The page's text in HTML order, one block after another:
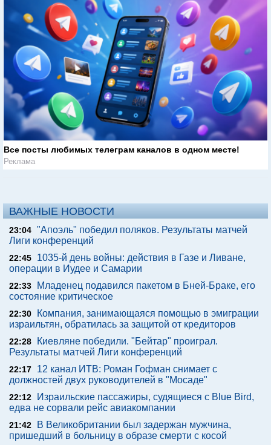
Все посты любимых телеграм каналов в одном месте!
Реклама
ВАЖНЫЕ НОВОСТИ
23:04 "Апоэль" победил поляков. Результаты матчей
Лиги конференций
22:45
1035-й день войны: действия в Газе и Ливане,
операции в Иудее и Самарии
22:33
Младенец подавился пакетом в Бней-Браке, его
состояние критическое
22:30
Компания, занимающаяся помощью в эмиграции
израильтян, обратилась за защитой от кредиторов
22:28
Киевляне победили. "Бейтар" проиграл.
Результаты матчей Лиги конференций
22:17
12 канал ИТВ: Роман Гофман снимает с
должностей двух руководителей в "Мосаде"
22:12
Израильские пассажиры, судящиеся с Blue Bird,
едва не сорвали рейс авиакомпании
21:42
В Великобритании был задержан мужчина,
пришедший в больницу в образе смерти с косой